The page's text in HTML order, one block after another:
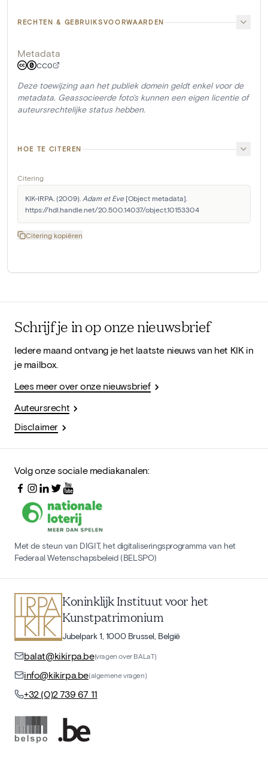
RECHTEN & GEBRUIKSVOORWAARDEN
Metadata
CC0
Deze toewijzing aan het publiek domein geldt enkel voor de
metadata. Geassocieerde foto's kunnen een eigen licentie of
auteursrechtelijke status hebben.
HOE TE CITEREN
Citering
KIK-IRPA. (2009). Adam et Eve [Object metadata].
https://hdl.handle.net/20.500.14037/object.10153304
Citering kopiëren
Schrijf je in op onze nieuwsbrief
Iedere maand ontvang je het laatste nieuws van het KIK in
je mailbox.
Lees meer over onze nieuwsbrief
Auteursrecht
Disclaimer
Volg onze sociale mediakanalen:
Met de steun van DIGIT, het digitaliseringsprogramma van het
Federaal Wetenschapsbeleid (BELSPO)
Koninklijk Instituut voor het
Kunstpatrimonium
Jubelpark 1, 1000 Brussel, België
balat@kikirpa.be(vragen over BALaT)
info@kikirpa.be(algemene vragen)
+32 (0)2 739 67 11